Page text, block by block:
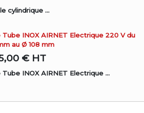
cylindrique ...
Tube INOX AIRNET Electrique 220 V du
au Ø 108 mm
€ HT
Tube INOX AIRNET Electrique ...